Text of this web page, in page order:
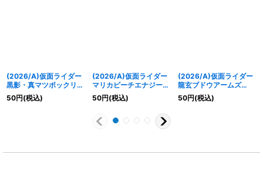
(2026/A)仮面ライダー
黒影・真マツボックリエ
ナジーアームズ【C】
{26RCB01-010}《赤》
50円(税込)
(2026/A)仮面ライダー
マリカピーチエナジーア
ームズ【C】
{26RCB01-007}《赤》
50円(税込)
(2026/A)仮面ライダー
龍玄ブドウアームズ
【C】{26RCB01-004}
《赤》
50円(税込)